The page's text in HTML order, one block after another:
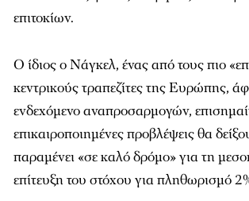
επιτοκίων.
Ο ίδιος ο Νάγκελ, ένας από τους πιο
κεντρικούς τραπεζίτες της Ευρώπης,
ενδεχόμενο αναπροσαρμογών,
επικαιροποιημένες προβλέψεις θα
παραμένει «σε καλό δρόμο» για τη
επίτευξη του στόχου για πληθωρισμό